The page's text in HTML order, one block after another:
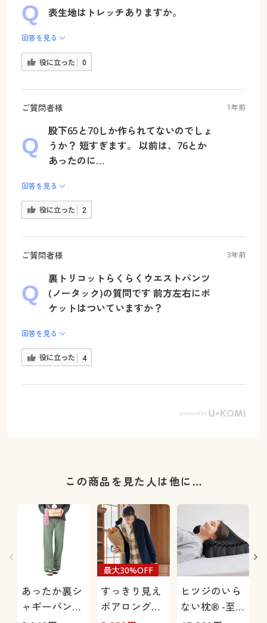
表生地はトレッチありますか。
回答を見る
役に立った 0
ご質問者様 1年前
股下65と70しか作られてないのでしょ
うか？ 短すぎます。 以前は、76とか
あったのに…
回答を見る
役に立った 2
ご質問者様 3年前
裏トリコットらくらくウエストパンツ
(ノータック)の質問です 前方左右にポ
ケットはついていますか？
回答を見る
役に立った 4
この商品を見た人は他に…
あったか裏シ
ャギーパンツ
すっきり見え
ボアロングカ
最大30%OFF
ヒツジのいら
ない枕® -至